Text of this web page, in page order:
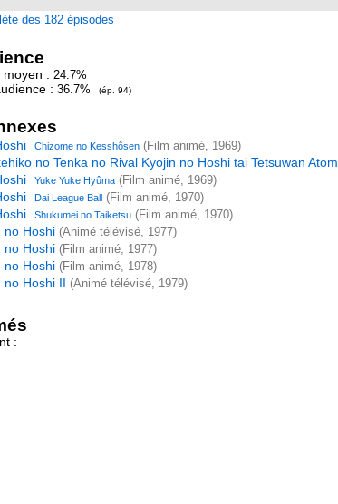
des 182 épisodes
moyen : 24.7%
: 36.7% (ép. 94)
Chizome no Kesshôsen (Film animé, 1969)
no Tenka no Rival Kyojin no Hoshi tai Tetsuwan Atom
Yuke Yuke Hyûma (Film animé, 1969)
Dai League Ball (Film animé, 1970)
Shukumei no Taiketsu (Film animé, 1970)
no Hoshi(Animé télévisé, 1977)
no Hoshi(Film animé, 1977)
no Hoshi(Film animé, 1978)
no Hoshi II (Animé télévisé, 1979)
: